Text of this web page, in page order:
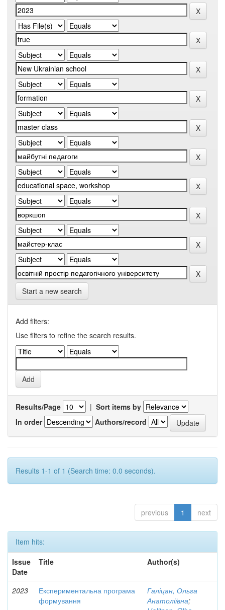
Start a new search
Add filters:
Use filters to refine the search results.
Results/Page | Sort items by
In order
Authors/record
Results 1-1 of 1 (Search time: 0.0 seconds).
previous 1 next
Item hits:
Issue
Date
Title Author(s)
2023
Експериментальна програма
формування
Галіцан, Ольга
Анатоліївна;